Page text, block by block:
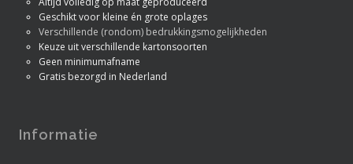
Geschikt voor kleine én grote oplages
Verschillende (rondom) bedrukkingsmogelijkheden
Keuze uit verschillende kartonsoorten
Geen minimumafname
Gratis bezorgd in Nederland
Informatie